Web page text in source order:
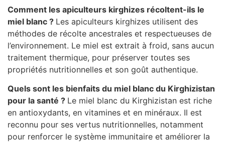
Comment les apiculteurs kirghizes récoltent-ils le
miel blanc ? Les apiculteurs kirghizes utilisent des
méthodes de récolte ancestrales et respectueuses de
l’environnement. Le miel est extrait à froid, sans aucun
traitement thermique, pour préserver toutes ses
propriétés nutritionnelles et son goût authentique.
Quels sont les bienfaits du miel blanc du Kirghizistan
pour la santé ? Le miel blanc du Kirghizistan est riche
en antioxydants, en vitamines et en minéraux. Il est
reconnu pour ses vertus nutritionnelles, notamment
pour renforcer le système immunitaire et améliorer la